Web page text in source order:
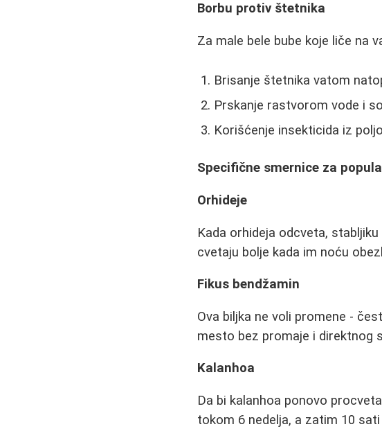
Borbu protiv štetnika
Za male bele bube koje liče na
Brisanje štetnika vatom
Prskanje rastvorom vode i
Korišćenje insekticida iz
Specifične smernice za
Orhideje
Kada orhideja odcveta,
cvetaju bolje kada im noću
Fikus bendžamin
Ova biljka ne voli promene -
mesto bez promaje i direktnog
Kalanhoa
Da bi kalanhoa ponovo
tokom 6 nedelja, a zatim 10